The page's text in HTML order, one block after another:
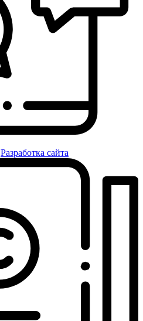
Разработка сайта